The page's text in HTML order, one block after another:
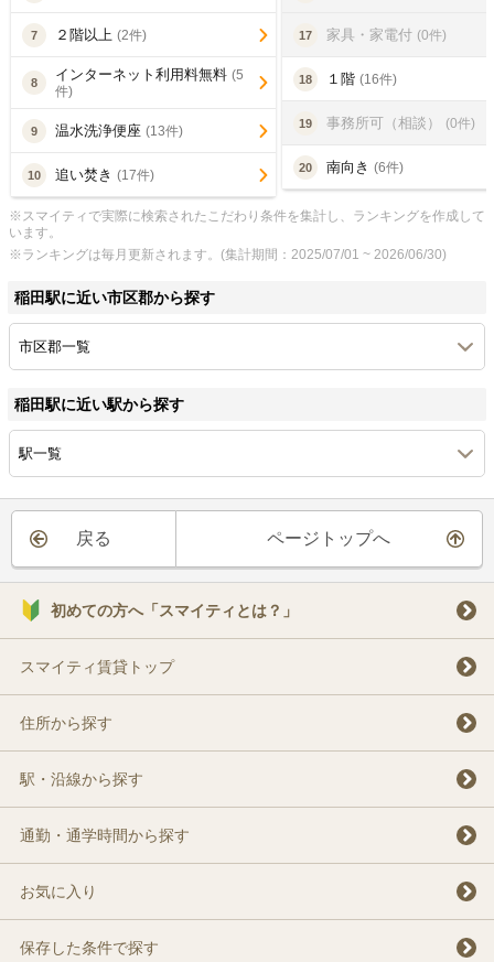
7 ２階以上 (2件)
8 インターネット利用料無料 (5
件)
9 温水洗浄便座 (13件)
10 追い焚き (17件)
17 家具・家電付 (0件)
18 １階 (16件)
19 事務所可（相談） (0件)
20 南向き (6件)
※スマイティで実際に検索されたこだわり条件を集計し、ランキングを作成して
います。
※ランキングは毎月更新されます。(集計期間：2025/07/01 ~ 2026/06/30)
稲田駅に近い市区郡から探す
市区郡一覧
稲田駅に近い駅から探す
駅一覧
戻る ページトップへ
初めての方へ「スマイティとは？」
スマイティ賃貸トップ
住所から探す
駅・沿線から探す
通勤・通学時間から探す
お気に入り
保存した条件で探す